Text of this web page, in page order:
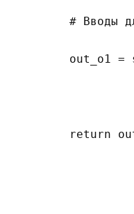
# Вводы для
out_o1 =
return